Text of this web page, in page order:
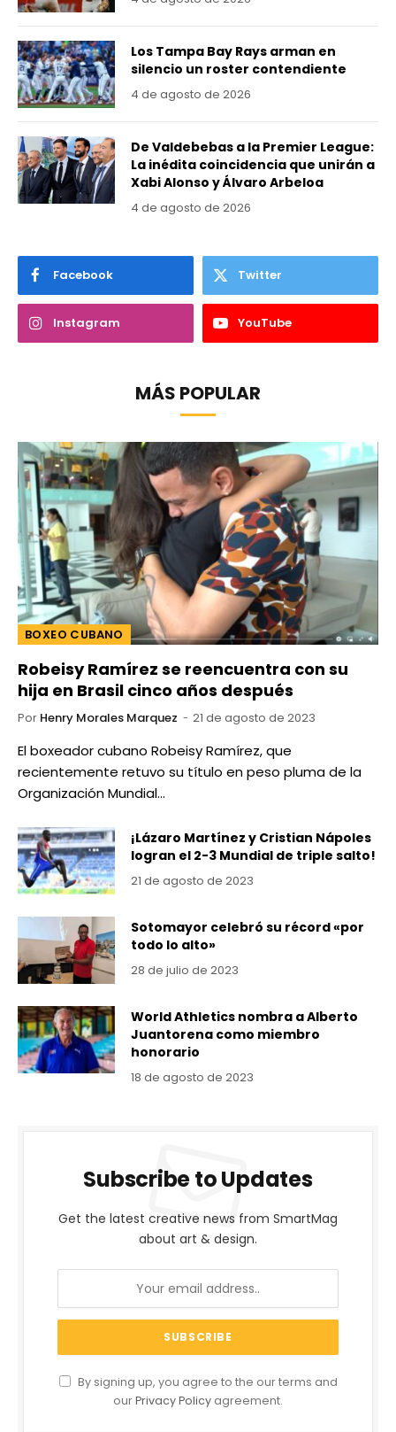
Los Tampa Bay Rays arman en
silencio un roster contendiente
4 de agosto de 2026
De Valdebebas a la Premier League:
La inédita coincidencia que unirán a
Xabi Alonso y Álvaro Arbeloa
4 de agosto de 2026
Facebook Twitter
Instagram YouTube
MÁS POPULAR
BOXEO CUBANO
Robeisy Ramírez se reencuentra con su
hija en Brasil cinco años después
Por Henry Morales Marquez 21 de agosto de 2023
El boxeador cubano Robeisy Ramírez, que
recientemente retuvo su título en peso pluma de la
Organización Mundial…
¡Lázaro Martínez y Cristian Nápoles
logran el 2-3 Mundial de triple salto!
21 de agosto de 2023
Sotomayor celebró su récord «por
todo lo alto»
28 de julio de 2023
World Athletics nombra a Alberto
Juantorena como miembro
honorario
18 de agosto de 2023
Subscribe to Updates
Get the latest creative news from SmartMag
about art & design.
By signing up, you agree to the our terms and
ourPrivacy Policy agreement.